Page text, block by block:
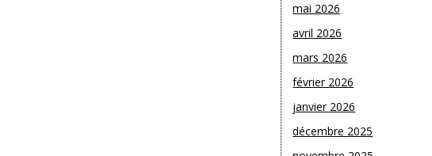
mai 2026
avril 2026
mars 2026
février 2026
janvier 2026
décembre 2025